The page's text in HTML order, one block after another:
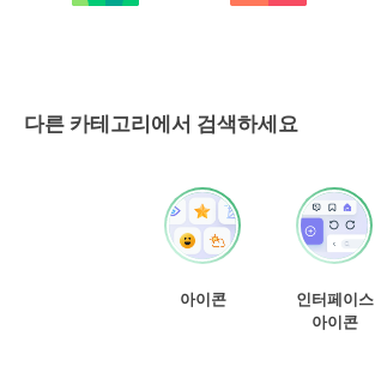
다른 카테고리에서 검색하세요
아이콘
인터페이스
아이콘